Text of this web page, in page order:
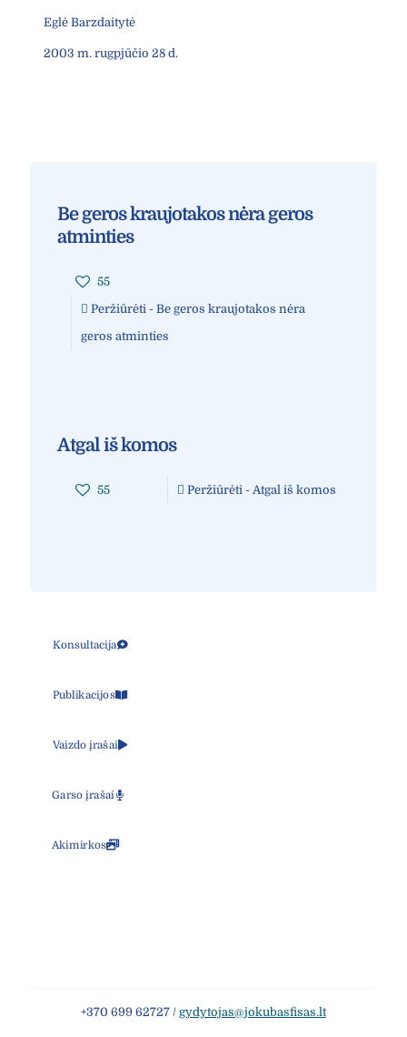
Eglė Barzdaitytė
2003 m. rugpjūčio 28 d.
Be geros kraujotakos nėra geros
atminties
55
Peržiūrėti - Be geros kraujotakos nėra
geros atminties
Atgal iš komos
55 Peržiūrėti - Atgal iš komos
Konsultacija
Publikacijos
Vaizdo įrašai
Garso įrašai
Akimirkos
+370 699 62727 / gydytojas@jokubasfisas.lt